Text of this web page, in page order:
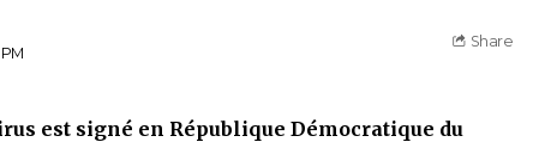
Share
est signé en République Démocratique du